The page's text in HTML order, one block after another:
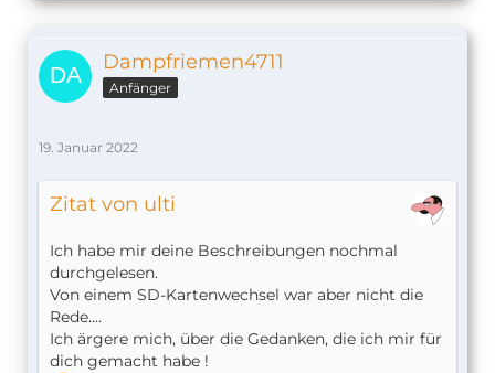
Dampfriemen4711
Anfänger
19. Januar 2022
Zitat von ulti
Ich habe mir deine Beschreibungen nochmal
durchgelesen.
Von einem SD-Kartenwechsel war aber nicht die
Rede....
Ich ärgere mich, über die Gedanken, die ich mir für
dich gemacht habe !